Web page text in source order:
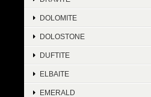
DOLOMITE
DOLOSTONE
DUFTITE
ELBAITE
EMERALD